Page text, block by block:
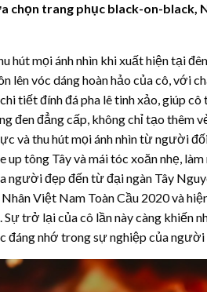
chọn trang phục black-on-black,
hút mọi ánh nhìn khi xuất hiện tại
lên vóc dáng hoàn hảo của cô, với
tiết đính đá pha lê tinh xảo, giúp
đen đẳng cấp, không chỉ tạo thêm
và thu hút mọi ánh nhìn từ người
up tông Tây và mái tóc xoăn nhẹ,
người đẹp đến từ đại ngàn Tây
Việt Nam Toàn Cầu 2020 và
trở lại của cô lần này càng khiến
đáng nhớ trong sự nghiệp của người